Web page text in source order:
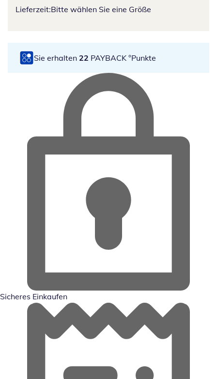
Lieferzeit:Bitte wählen Sie eine Größe
Sie erhalten 22 PAYBACK °Punkte
Sicheres Einkaufen